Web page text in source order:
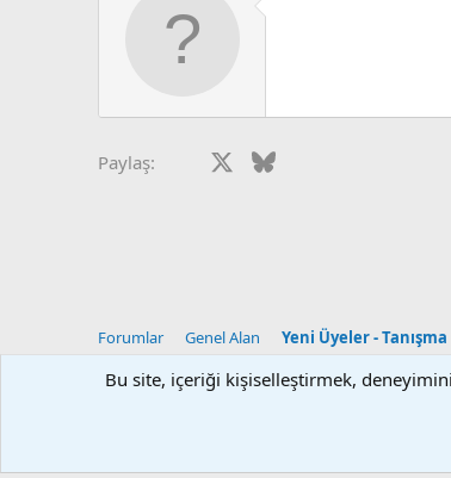
Paylaş: Facebook Bluesky
Forumlar Genel Alan Yeni Üyeler - Tanışma
Klasik Tema Turkce (TR)
Bu site, içeriği kişiselleştirmek,